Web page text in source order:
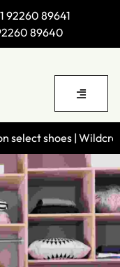
92260 89641
89640
| Wildcraft: